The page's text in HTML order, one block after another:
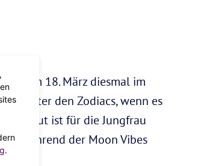
am 18. März diesmal im
unter den Zodiacs, wenn es
Gut ist für die Jungfrau
während der Moon Vibes
.